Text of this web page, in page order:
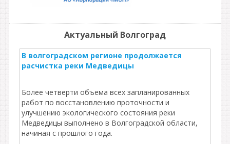
Актуальный Волгоград
В волгоградском регионе продолжается
расчистка реки Медведицы
Более четверти объема всех запланированных
работ по восстановлению проточности и
улучшению экологического состояния реки
Медведицы выполнено в Волгоградской области,
начиная с прошлого года.